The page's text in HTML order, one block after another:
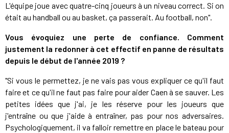
L'équipe joue avec quatre-cinq joueurs à un niveau correct. Si on
était au handball ou au basket, ça passerait. Au football, non".
Vous évoquiez une perte de confiance. Comment
justement la redonner à cet effectif en panne de résultats
depuis le début de l'année 2019 ?
"Si vous le permettez, je ne vais pas vous expliquer ce qu'il faut
faire et ce qu'il ne faut pas faire pour aider Caen à se sauver. Les
petites idées que j'ai, je les réserve pour les joueurs que
j'entraîne ou que j'aide à entraîner, pas pour nos adversaires.
Psychologiquement, il va falloir remettre en place le bateau pour